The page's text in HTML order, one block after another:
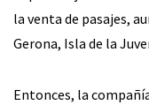
la venta de pasajes,
Gerona, Isla de la
Entonces, la